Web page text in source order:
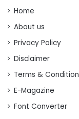
Home
About us
Privacy Policy
Disclaimer
Terms &
E-Magazine
Font Converter